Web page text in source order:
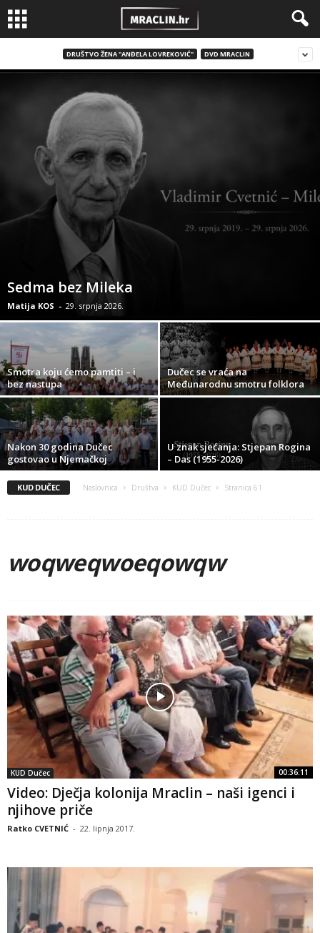
DRUŠTVO ŽENA "ANĐELA LOVREKOVIĆ" DVD MRACLIN
Sedma bez Mileka
Matija KOS - 29. srpnja 2026.
Smotra koju ćemo pamtiti – i
bez nastupa
Dučec se vraća na
Međunarodnu smotru folklora
Nakon 30 godina Dučec
gostovao u Njemačkoj
U znak sjećanja: Stjepan Rogina
– Das (1955-2026)
KUD DUČEC Naslovnica Društva KUD Dučec Stranica 61
woqweqwoeqowqw
00:36:11
KUD Dučec
Video: Dječja kolonija Mraclin – naši igenci i
njihove priče
Ratko CVETNIĆ - 22. lipnja 2017.